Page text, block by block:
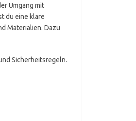
Umgang mit
du eine klare
Materialien. Dazu
Sicherheitsregeln.